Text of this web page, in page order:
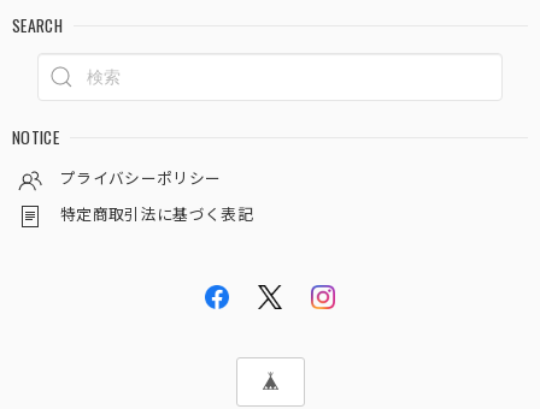
SEARCH
NOTICE
プライバシーポリシー
特定商取引法に基づく表記